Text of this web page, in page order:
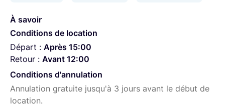
À savoir
Conditions de location
Départ : Après 15:00
Retour : Avant 12:00
Conditions d'annulation
Annulation gratuite jusqu'à 3 jours avant le début de
location.